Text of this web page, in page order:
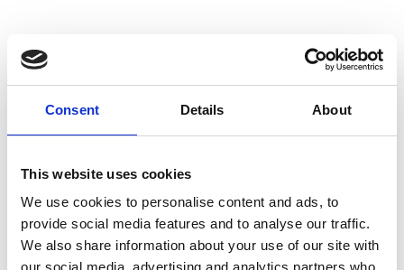
Consent Details About
This website uses cookies
We use cookies to personalise content and ads, to
provide social media features and to analyse our traffic.
We also share information about your use of our site with
our social media, advertising and analytics partners who
Archivio
Ottobre 2024
Settembre 2024
Giugno 2024